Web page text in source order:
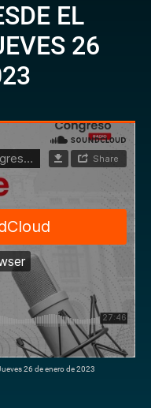
EL
26
26 de enero de 2023